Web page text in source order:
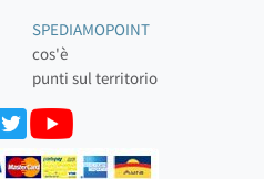
SPEDIAMOPOINT
cos'è
punti sul territorio